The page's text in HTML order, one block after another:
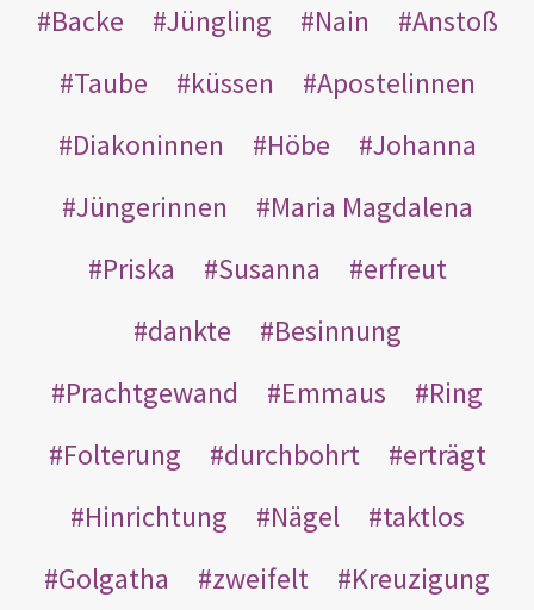
Backe
Jüngling Nain
Anstoß
Taube
küssen
Apostelinnen
Diakoninnen
Höbe
Johanna
Jüngerinnen
Maria Magdalena
Priska
Susanna
erfreut
dankte
Besinnung
Prachtgewand
Emmaus
Ring
Folterung
durchbohrt
erträgt
Hinrichtung
Nägel
taktlos
Golgatha
zweifelt
Kreuzigung